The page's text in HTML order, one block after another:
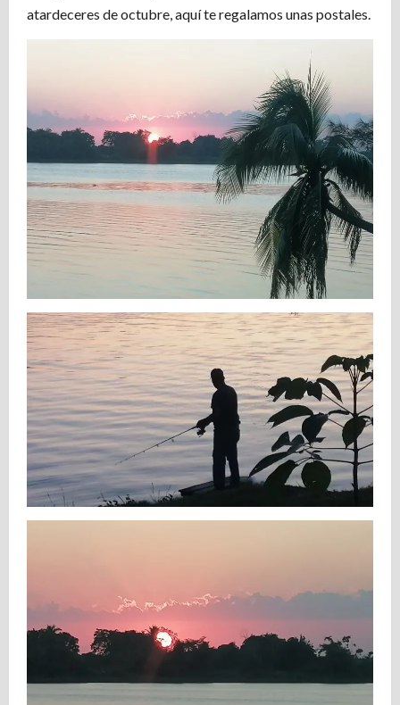
atardeceres de octubre, aquí te regalamos unas postales.